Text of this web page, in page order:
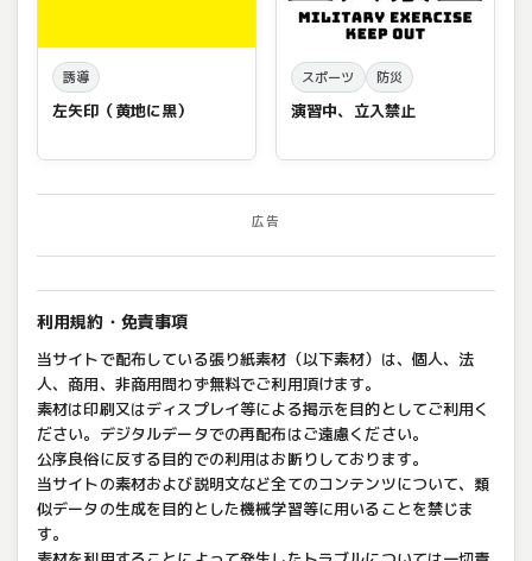
誘導
左矢印（黄地に黒）
スポーツ 防災
演習中、立入禁止
広告
利用規約・免責事項
当サイトで配布している張り紙素材（以下素材）は、個人、法
人、商用、非商用問わず無料でご利用頂けます。
素材は印刷又はディスプレイ等による掲示を目的としてご利用く
ださい。デジタルデータでの再配布はご遠慮ください。
公序良俗に反する目的での利用はお断りしております。
当サイトの素材および説明文など全てのコンテンツについて、類
似データの生成を目的とした機械学習等に用いることを禁じま
す。